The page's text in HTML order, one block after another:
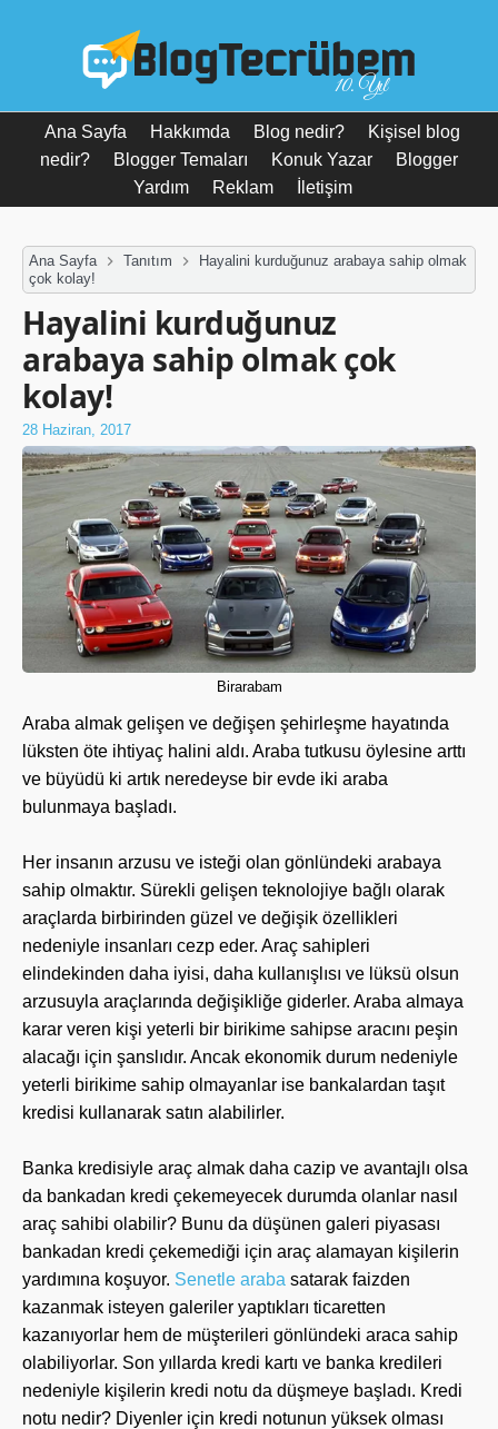
10. Yıl
Ana Sayfa Hakkımda Blog nedir?
Kişisel blog
nedir?
Blogger Temaları Konuk Yazar
Blogger
Yardım
Reklam İletişim
Ana Sayfa Tanıtım
Hayalini kurduğunuz arabaya sahip olmak
çok kolay!
Hayalini kurduğunuz
arabaya sahip olmak çok
kolay!
28 Haziran, 2017
Birarabam
Araba almak gelişen ve değişen şehirleşme hayatında
lüksten öte ihtiyaç halini aldı. Araba tutkusu öylesine arttı
ve büyüdü ki artık neredeyse bir evde iki araba
bulunmaya başladı.
Her insanın arzusu ve isteği olan gönlündeki arabaya
sahip olmaktır. Sürekli gelişen teknolojiye bağlı olarak
araçlarda birbirinden güzel ve değişik özellikleri
nedeniyle insanları cezp eder. Araç sahipleri
elindekinden daha iyisi, daha kullanışlısı ve lüksü olsun
arzusuyla araçlarında değişikliğe giderler. Araba almaya
karar veren kişi yeterli bir birikime sahipse aracını peşin
alacağı için şanslıdır. Ancak ekonomik durum nedeniyle
yeterli birikime sahip olmayanlar ise bankalardan taşıt
kredisi kullanarak satın alabilirler.
Banka kredisiyle araç almak daha cazip ve avantajlı olsa
da bankadan kredi çekemeyecek durumda olanlar nasıl
araç sahibi olabilir? Bunu da düşünen galeri piyasası
bankadan kredi çekemediği için araç alamayan kişilerin
yardımına koşuyor. Senetle araba satarak faizden
kazanmak isteyen galeriler yaptıkları ticaretten
kazanıyorlar hem de müşterileri gönlündeki araca sahip
olabiliyorlar. Son yıllarda kredi kartı ve banka kredileri
nedeniyle kişilerin kredi notu da düşmeye başladı. Kredi
notu nedir? Diyenler için kredi notunun yüksek olması